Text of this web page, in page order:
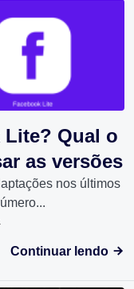
Lite? Qual o
as versões
nos últimos
Continuar lendo